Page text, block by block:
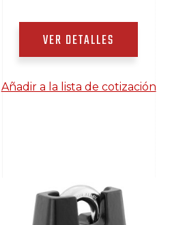
VER DETALLES
Añadir a la lista de cotización